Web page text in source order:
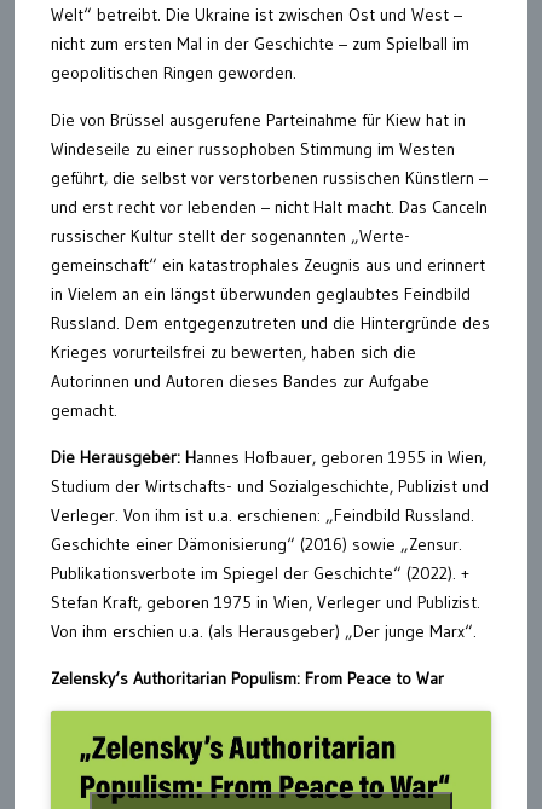
Welt“ betreibt. Die Ukraine ist zwischen Ost und West –
nicht zum ersten Mal in der Geschichte – zum Spielball im
geopolitischen Ringen geworden.
Die von Brüssel ausgerufene Parteinahme für Kiew hat in
Windeseile zu einer russophoben Stimmung im Westen
geführt, die selbst vor verstorbenen russischen Künstlern –
und erst recht vor lebenden – nicht Halt macht. Das Canceln
russischer Kultur stellt der sogenannten „Werte­
gemeinschaft“ ein katastrophales Zeugnis aus und erinnert
in Vielem an ein längst überwunden geglaubtes Feindbild
Russland. Dem entgegenzutreten und die Hintergründe des
Krieges vorurteilsfrei zu bewerten, haben sich die
Autorinnen und Autoren dieses Bandes zur Aufgabe
gemacht.
Die Herausgeber: Hannes Hofbauer, geboren 1955 in Wien,
Studium der Wirtschafts- und Sozialgeschichte, Publizist und
Verleger. Von ihm ist u.a. erschienen: „Feindbild Russland.
Geschichte einer Dämonisierung“ (2016) sowie „Zensur.
Publikationsverbote im Spiegel der Geschichte“ (2022). +
Stefan Kraft, geboren 1975 in Wien, Verleger und Publizist.
Von ihm erschien u.a. (als Herausgeber) „Der junge Marx“.
Zelensky‘s Authoritarian Populism: From Peace to War